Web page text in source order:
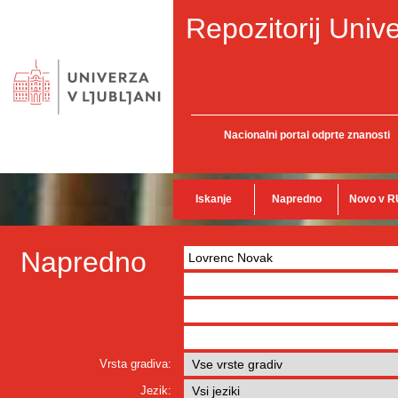
Repozitorij
Nacionalni portal odprte znanosti
Iskanje Napredno Novo v
Napredno
Vrsta gradiva:
Jezik: